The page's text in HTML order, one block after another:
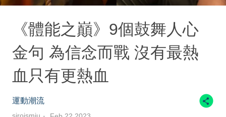
《體能之巔》9個鼓舞人心
金句 為信念而戰 沒有最熱
血只有更熱血
運動潮流